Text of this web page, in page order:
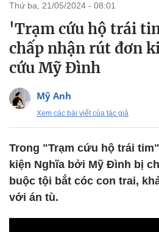
thứ ba, 21/05/2024 - 08:01
'Trạm cứu hộ trái
chấp nhận rút đơn
cứu Mỹ Đình
Mỹ Anh
Xem các bài viết của tác giả
Trong "Trạm cứu hộ trái
kiện Nghĩa bởi Mỹ Đình bị
buộc tội bắt cóc con trai,
với án tù.